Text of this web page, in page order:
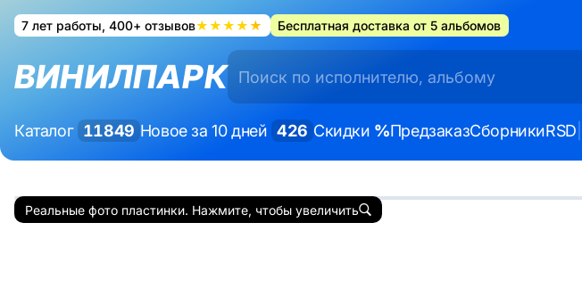
7 лет работы, 400+ отзывов★★★★★ Бесплатная доставка от 5 альбомов
ВИНИЛПАРК
Каталог 11849 Новое за 10 дней 426 Скидки %ПредзаказСборникиRSD
Реальные фото пластинки. Нажмите, чтобы увеличить